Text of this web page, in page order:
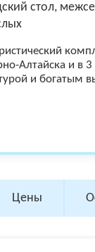
стол,
Алтайска и
и
Цены